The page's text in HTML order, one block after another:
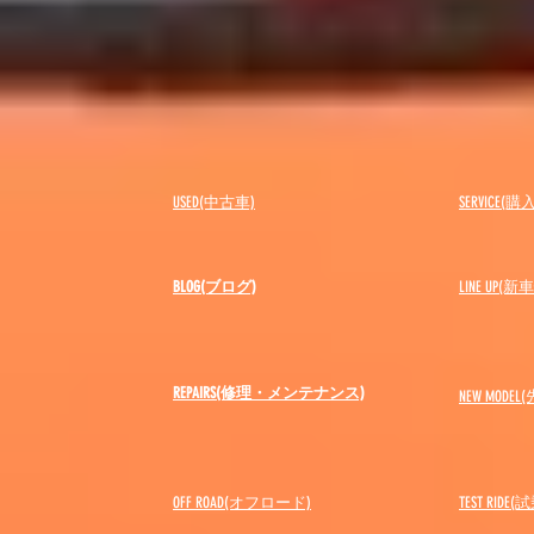
USED(中古車)
BLOG(ブログ)
SERVICE(
LINE UP(新
REPAIRS(修理・メンテナンス) NEW MODEL(
OFF ROAD(オフロード) ​TEST RIDE(